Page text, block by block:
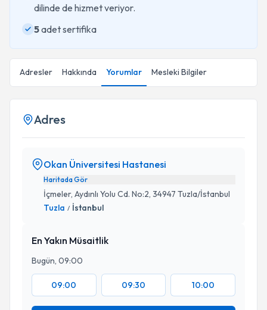
dilinde de hizmet veriyor.
5adet sertifika
Adresler Hakkında Yorumlar Mesleki Bilgiler
Adres
Okan Üniversitesi Hastanesi
Haritada Gör
İçmeler, Aydınlı Yolu Cd. No:2, 34947 Tuzla/İstanbul
Tuzla / İstanbul
En Yakın Müsaitlik
Bugün, 09:00
09:00 09:30 10:00